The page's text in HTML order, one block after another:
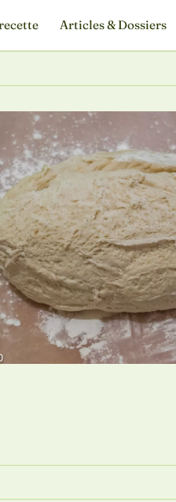
Articles & Dossiers